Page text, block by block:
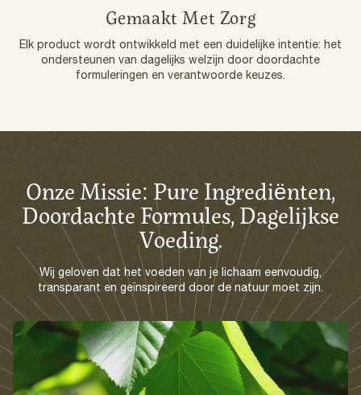
Gemaakt Met Zorg
Elk product wordt ontwikkeld met een duidelijke intentie: het
ondersteunen van dagelijks welzijn door doordachte
formuleringen en verantwoorde keuzes.
Onze Missie: Pure Ingrediënten,
Doordachte Formules, Dagelijkse
Voeding.
Wij geloven dat het voeden van je lichaam eenvoudig,
transparant en geïnspireerd door de natuur moet zijn.